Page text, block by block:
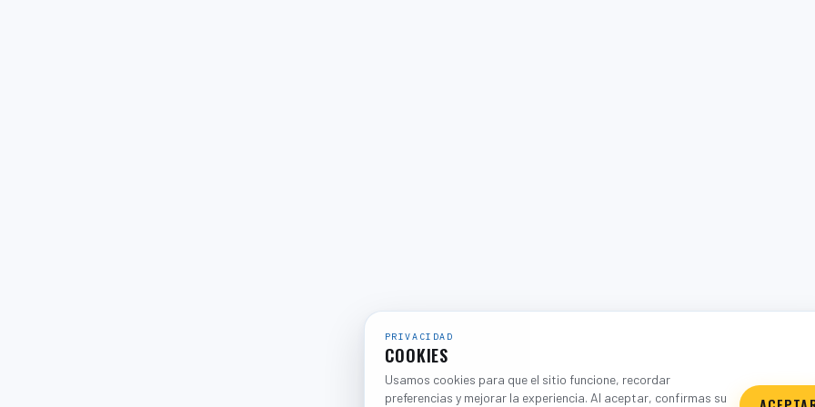
PRIVACIDAD
COOKIES
Usamos cookies para que el sitio funcione, recordar
preferencias y mejorar la experiencia. Al aceptar, confirmas su